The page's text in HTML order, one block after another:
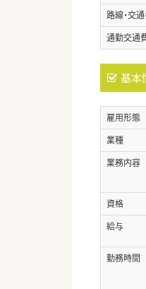
路線・交
通勤交通
基本
雇用形態
業種
業務内容
資格
給与
勤務時間